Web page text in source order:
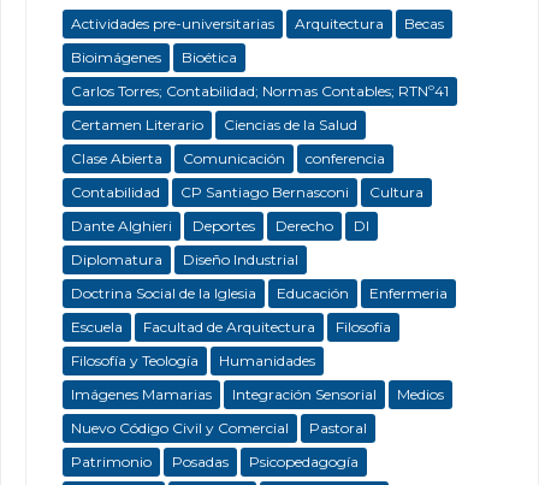
Actividades pre-universitarias Arquitectura
Becas
Bioimágenes
Bioética
Carlos Torres; Contabilidad; Normas Contables; RTNº41
Certamen Literario
Ciencias de la Salud
Clase Abierta
Comunicación
conferencia
Contabilidad
CP Santiago Bernasconi
Cultura
Dante Alghieri
Deportes Derecho
DI
Diplomatura
Diseño Industrial
Doctrina Social de la Iglesia
Educación
Enfermeria
Escuela
Facultad de Arquitectura
Filosofía
Filosofía y Teología
Humanidades
Imágenes Mamarias
Integración Sensorial
Medios
Nuevo Código Civil y Comercial
Pastoral
Patrimonio
Posadas
Psicopedagogía